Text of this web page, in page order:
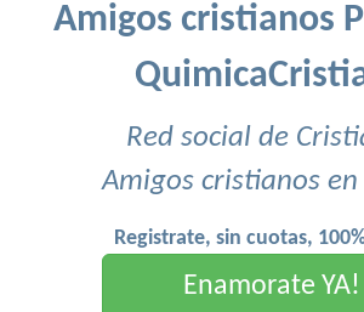
Amigos cristianos
Red social de
Amigos cristianos en
Registrate, sin cuotas,
Enamorate YA!